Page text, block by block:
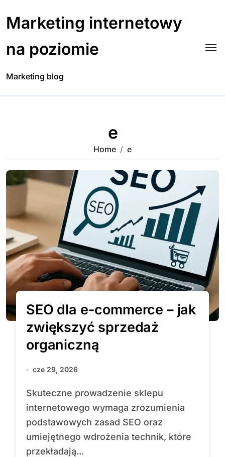
content
Marketing internetowy
na poziomie
Marketing blog
e
Home e
SEO dla e-commerce – jak
zwiększyć sprzedaż
organiczną
cze 29, 2026
Skuteczne prowadzenie sklepu
internetowego wymaga zrozumienia
podstawowych zasad SEO oraz
umiejętnego wdrożenia technik, które
przekładają...